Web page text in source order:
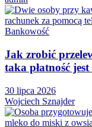
Bankowość
Jak zrobić
taka płatność
30 lipca 2026
Wojciech Sznajder